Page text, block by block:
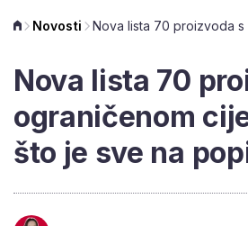
Novosti
Nova lista 70
ograničenom
što je sve na